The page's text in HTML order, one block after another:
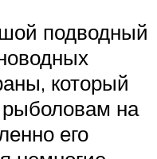
подводный
который
рыболовам на
его